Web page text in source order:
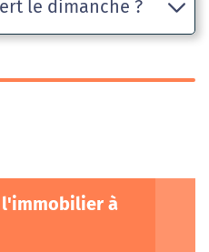
le dimanche ?
l'immobilier à